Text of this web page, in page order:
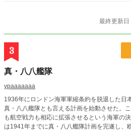
最終更新
3
真・八八艦隊
ypaaaaaaa
1936年にロンドン海軍軍縮条約を脱退した日
真・八八艦隊とも言える計画を始動させた。
も航空戦力も相応に拡張させるという海軍の
は1941年までに真・八八艦隊計画を完遂し、